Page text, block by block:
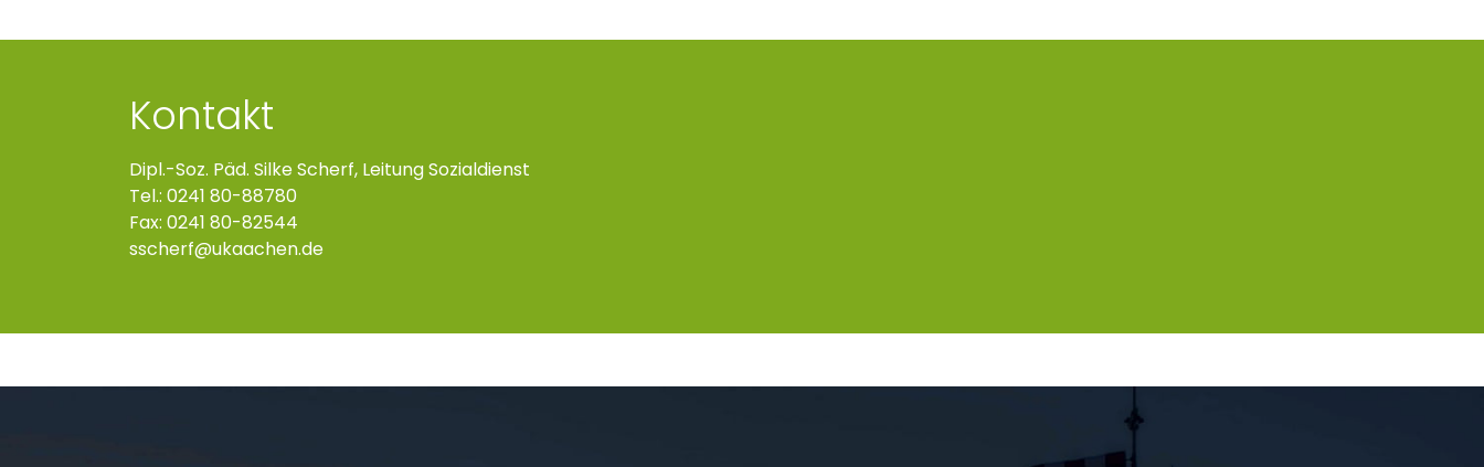
Kontakt
Dipl.-Soz. Päd. Silke Scherf, Leitung Sozialdienst
Tel.: 0241 80-88780
Fax: 0241 80-82544
sscherf
ukaachende